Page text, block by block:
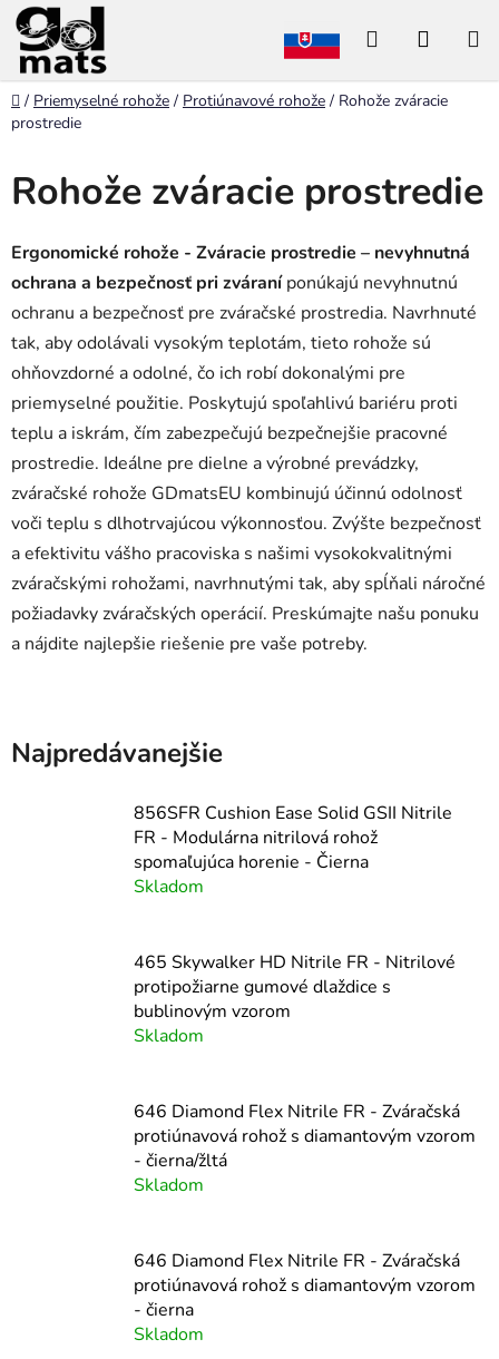
Prejsť
na
obsah
Hľadať
Domov
/ Priemyselné rohože / Protiúnavové rohože / Rohože zváracie
prostredie
Rohože zváracie prostredie
Ergonomické rohože - Zváracie prostredie – nevyhnutná
ochrana a bezpečnosť pri zváraníponúkajú nevyhnutnú
ochranu a bezpečnosť pre zváračské prostredia. Navrhnuté
tak, aby odolávali vysokým teplotám, tieto rohože sú
ohňovzdorné a odolné, čo ich robí dokonalými pre
priemyselné použitie. Poskytujú spoľahlivú bariéru proti
teplu a iskrám, čím zabezpečujú bezpečnejšie pracovné
prostredie. Ideálne pre dielne a výrobné prevádzky,
zváračské rohože GDmatsEU kombinujú účinnú odolnosť
voči teplu s dlhotrvajúcou výkonnosťou. Zvýšte bezpečnosť
a efektivitu vášho pracoviska s našimi vysokokvalitnými
zváračskými rohožami, navrhnutými tak, aby spĺňali náročné
požiadavky zváračských operácií. Preskúmajte našu ponuku
a nájdite najlepšie riešenie pre vaše potreby.
Najpredávanejšie
856SFR Cushion Ease Solid GSII Nitrile
FR - Modulárna nitrilová rohož
spomaľujúca horenie - Čierna
Skladom
465 Skywalker HD Nitrile FR - Nitrilové
protipožiarne gumové dlaždice s
bublinovým vzorom
Skladom
646 Diamond Flex Nitrile FR - Zváračská
protiúnavová rohož s diamantovým vzorom
- čierna/žltá
Skladom
646 Diamond Flex Nitrile FR - Zváračská
protiúnavová rohož s diamantovým vzorom
- čierna
Skladom